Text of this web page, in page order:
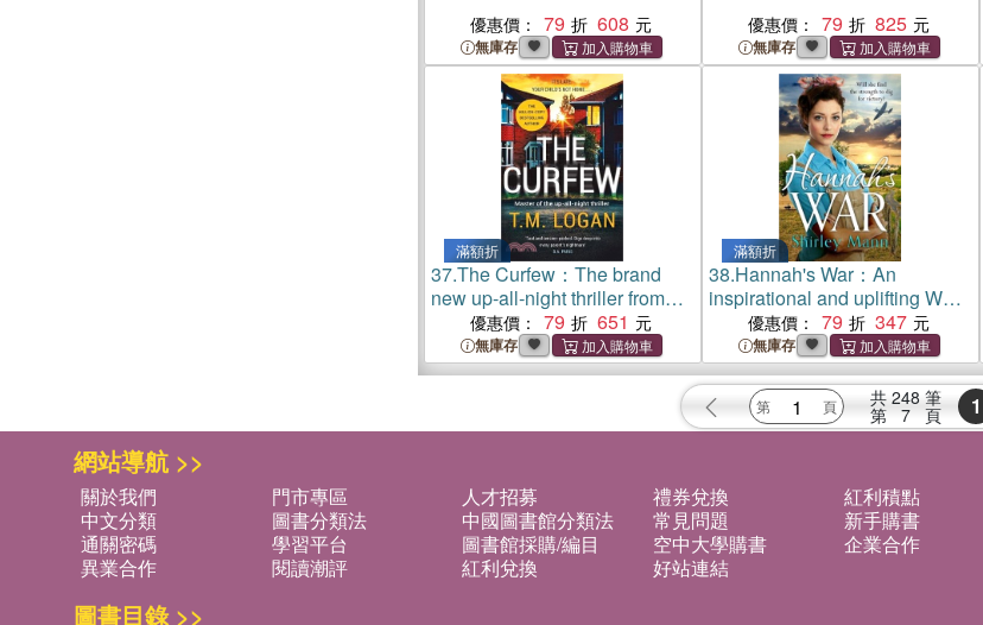
優惠價： 79 608
無庫存
優惠價： 79 825
無庫存
滿額折
37.The Curfew：The brand
new up-all-night thriller from
the Sunday Times bestselling
author of The Holiday and The
Catch
優惠價： 79 651
無庫存
滿額折
38.Hannah's War：An
inspirational and uplifting WWII
land girl saga
優惠價： 79 347
無庫存
共 248 筆
第 7 頁 1
網站導航 >>
關於我們 門市專區 人才招募 禮券兌換
紅利積點
中文分類
圖書分類法 中國圖書館分類法 常見問題
新手購書
通關密碼
學習平台 圖書館採購/編目 空中大學購書
企業合作
異業合作
閱讀潮評 紅利兌換 好站連結
圖書目錄 >>